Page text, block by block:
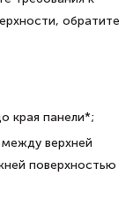
обратите
края панели*;
верхней
поверхностью